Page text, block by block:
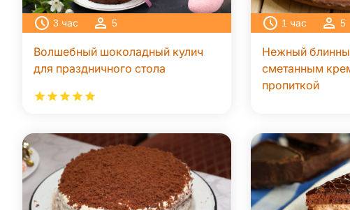
3 час 5
Волшебный шоколадный кулич
для праздничного стола
1 час 5
Нежный
сметанным
пропиткой